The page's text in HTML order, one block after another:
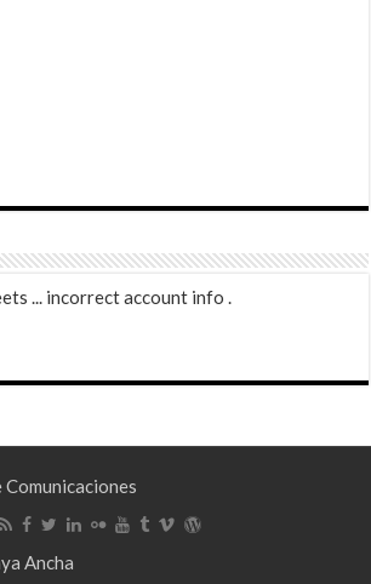
... incorrect account info .
Ancha